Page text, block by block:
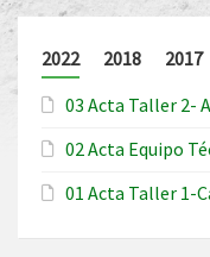
2022 2018
2017
03 Acta Taller 2-
02 Acta Equipo
01 Acta Taller 1-